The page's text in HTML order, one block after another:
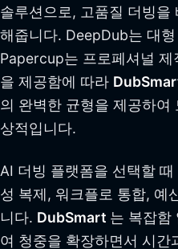
솔루션으로, 고품질 더빙을
해줍니다. DeepDub는 대
Papercup는 프로페셔널
을 제공함에 따라
의 완벽한 균형을 제공하여
상적입니다.
AI 더빙 플랫폼을 선택할
성 복제, 워크플로 통합, 예
니다. DubSmart 는 복잡함
여 청중을 확장하면서 시간